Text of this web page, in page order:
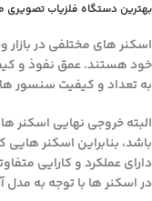
بهترین دستگاه فلزیاب تصویری
اسکنر های مختلفی در
خود هستند. عمق نفوذ و
به تعداد و کیفیت سنسور
البته خروجی نهایی اسکنر
باشد، بنابراین اسکنر
دارای عملکرد و کارایی
در اسکنر ها با توجه به مدل